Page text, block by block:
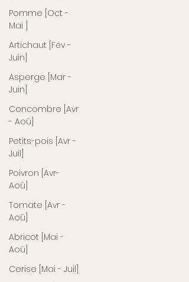
Pomme [Oct -
Mai ]
Artichaut [Fév -
Juin]
Asperge [Mar -
Juin]
Concombre [Avr
- Aoû]
Petits-pois [Avr -
Juil]
Poivron [Avr-
Aoû]
Tomate [Avr -
Aoû]
Abricot [Mai -
Aoû]
Cerise [Mai - Juil]